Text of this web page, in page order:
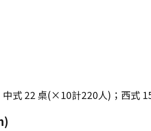
中式 22 桌(×10計220人)；西式